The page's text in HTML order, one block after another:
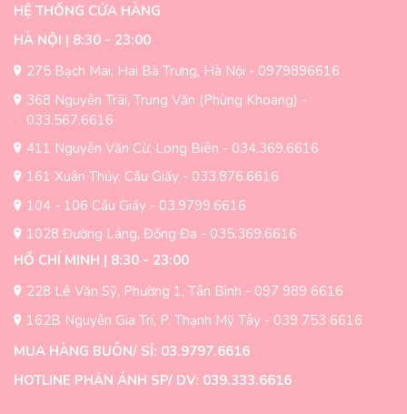
HỆ THỐNG CỬA HÀNG
HÀ NỘI | 8:30 - 23:00
275 Bạch Mai, Hai Bà Trưng, Hà Nội - 0979896616
368 Nguyễn Trãi, Trung Văn (Phùng Khoang) -
033.567.6616
411 Nguyễn Văn Cừ, Long Biên - 034.369.6616
161 Xuân Thủy, Cầu Giấy - 033.876.6616
104 - 106 Cầu Giấy - 03.9799.6616
1028 Đường Láng, Đống Đa - 035.369.6616
HỒ CHÍ MINH | 8:30 - 23:00
228 Lê Văn Sỹ, Phường 1, Tân Bình - 097 989 6616
162B Nguyễn Gia Trí, P. Thạnh Mỹ Tây - 039 753 6616
MUA HÀNG BUÔN/ SỈ: 03.9797.6616
HOTLINE PHẢN ÁNH SP/ DV: 039.333.6616